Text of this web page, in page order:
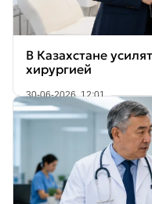
В Казахстане
хирургией
30-06-2026, 12:01